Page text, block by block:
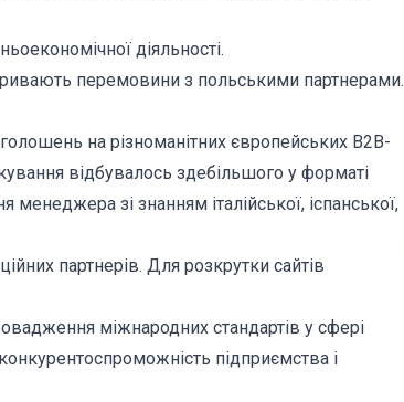
діяльності.
перемовини з польськими партнерами.
на різноманітних європейських В2В-
відбувалось здебільшого у форматі
зі знанням італійської, іспанської,
партнерів. Для розкрутки сайтів
міжнародних стандартів у сфері
підприємства і